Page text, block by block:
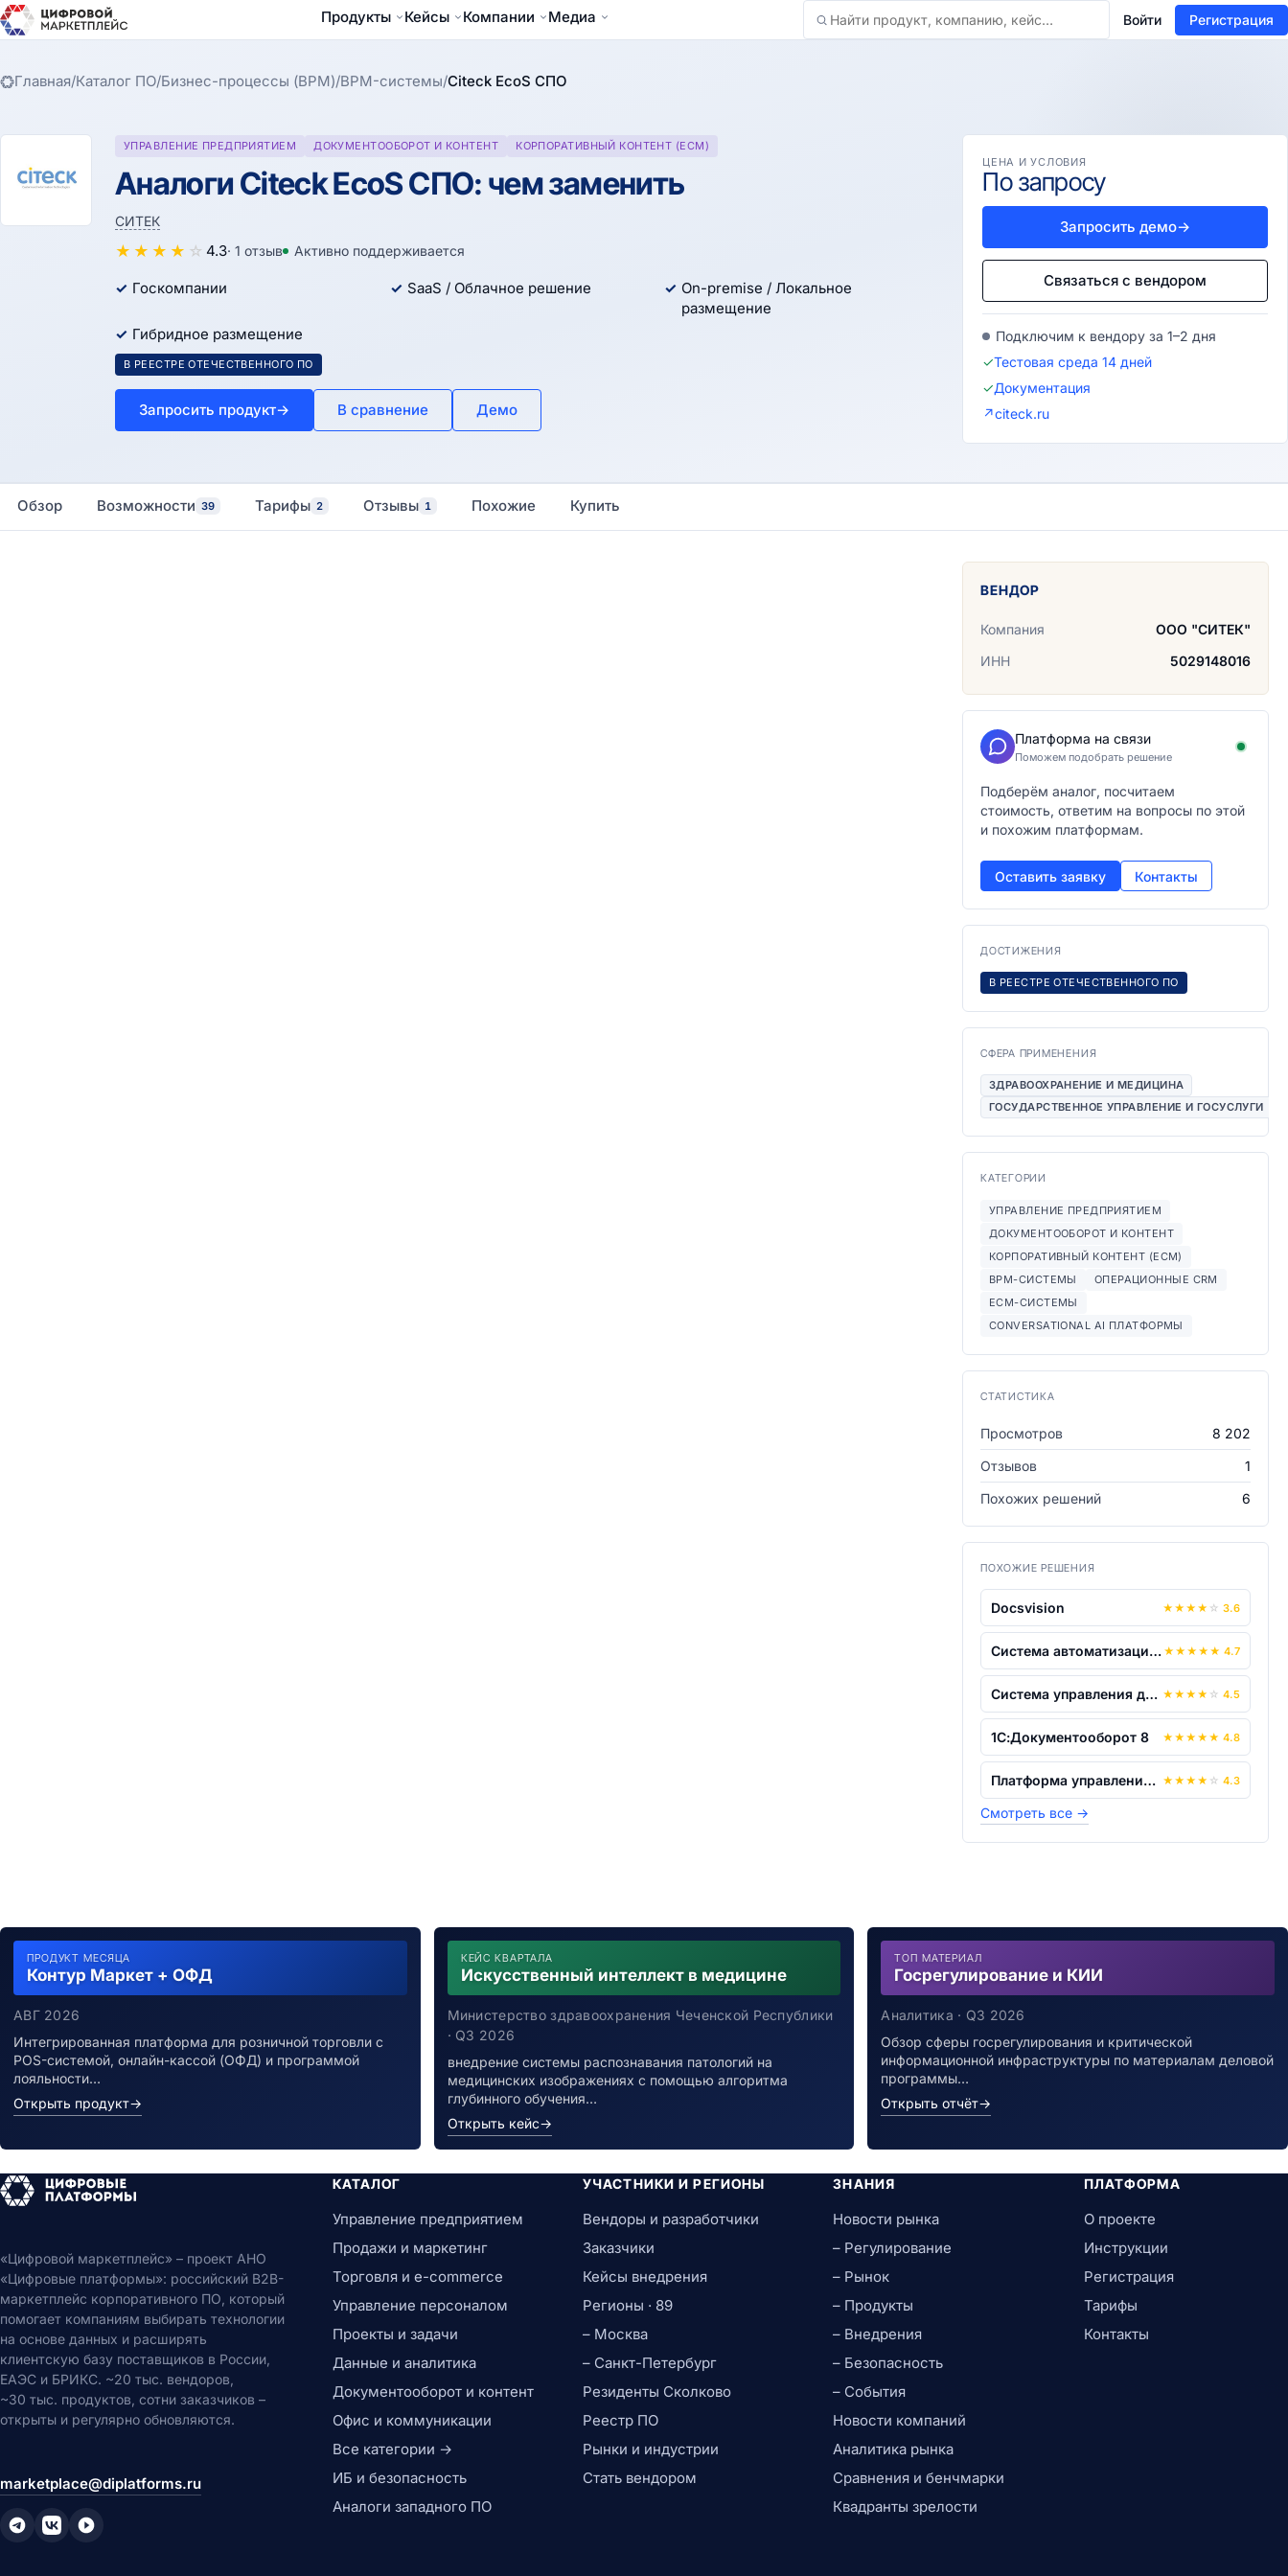
Продукты Кейсы Компании Медиа
Найти Войти Регистрация
Главная/Каталог ПО/Бизнес-процессы (BPM)/BPM-системы/Citeck EcoS СПО
УПРАВЛЕНИЕ ПРЕДПРИЯТИЕМ ДОКУМЕНТООБОРОТ И КОНТЕНТ КОРПОРАТИВНЫЙ КОНТЕНТ (ECM)
Аналоги Citeck EcoS СПО: чем заменить
СИТЕК
★ ★ ★ ★ ☆ 4.3· 1 отзыв Активно поддерживается
Госкомпании SaaS / Облачное решение
On-premise / Локальное
размещение
Гибридное размещение
В РЕЕСТРЕ ОТЕЧЕСТВЕННОГО ПО
Запросить продукт→ В сравнение Демо
ЦЕНА И УСЛОВИЯ
По запросу
Запросить демо→
Связаться с вендором
Подключим к вендору за 1–2 дня
✓Тестовая среда 14 дней
✓Документация
↗citeck.ru
Обзор Возможности 39 Тарифы 2 Отзывы 1 Похожие Купить
ВЕНДОР
Компания
ООО "СИТЕК"
ИНН
5029148016
Платформа на связи
Поможем подобрать решение
Подберём аналог, посчитаем
стоимость, ответим на вопросы по этой
и похожим платформам.
Оставить заявку Контакты
ДОСТИЖЕНИЯ
В РЕЕСТРЕ ОТЕЧЕСТВЕННОГО ПО
СФЕРА ПРИМЕНЕНИЯ
ЗДРАВООХРАНЕНИЕ И МЕДИЦИНА
ГОСУДАРСТВЕННОЕ УПРАВЛЕНИЕ И ГОСУСЛУГИ
КАТЕГОРИИ
УПРАВЛЕНИЕ ПРЕДПРИЯТИЕМ
ДОКУМЕНТООБОРОТ И КОНТЕНТ
КОРПОРАТИВНЫЙ КОНТЕНТ (ECM)
BPM-СИСТЕМЫ
ОПЕРАЦИОННЫЕ CRM
ECM-СИСТЕМЫ
CONVERSATIONAL AI ПЛАТФОРМЫ
СТАТИСТИКА
Просмотров
8 202
Отзывов
1
Похожих решений
6
ПОХОЖИЕ РЕШЕНИЯ
Docsvision ★ ★ ★ ★ ☆ 3.6
Система автоматизации делопроизводства... ★ ★ ★ ★ ★ 4.7
Система управления документами и задач... ★ ★ ★ ★ ☆ 4.5
1С:Документооборот 8 ★ ★ ★ ★ ★ 4.8
Платформа управления документами и биз... ★ ★ ★ ★ ☆ 4.3
Смотреть все →
ПРОДУКТ МЕСЯЦА
Контур Маркет + ОФД
АВГ 2026
Интегрированная платформа для розничной торговли с
POS-системой, онлайн-кассой (ОФД) и программой
лояльности…
Открыть продукт→
КЕЙС КВАРТАЛА
Искусственный интеллект в медицине
Министерство здравоохранения Чеченской Республики
· Q3 2026
внедрение системы распознавания патологий на
медицинских изображениях с помощью алгоритма
глубинного обучения…
Открыть кейс→
ТОП МАТЕРИАЛ
Госрегулирование и КИИ
Аналитика · Q3 2026
Обзор сферы госрегулирования и критической
информационной инфраструктуры по материалам деловой
программы…
Открыть отчёт→
«Цифровой маркетплейс» – проект АНО
«Цифровые платформы»: российский B2B-
маркетплейс корпоративного ПО, который
помогает компаниям выбирать технологии
на основе данных и расширять
клиентскую базу поставщиков в России,
ЕАЭС и БРИКС. ~20 тыс. вендоров,
~30 тыс. продуктов, сотни заказчиков –
открыты и регулярно обновляются.
marketplace@diplatforms.ru
КАТАЛОГ
Управление предприятием
Продажи и маркетинг
Торговля и e-commerce
Управление персоналом
Проекты и задачи
Данные и аналитика
Документооборот и контент
Офис и коммуникации
Все категории →
ИБ и безопасность
Аналоги западного ПО
УЧАСТНИКИ И РЕГИОНЫ
Вендоры и разработчики
Заказчики
Кейсы внедрения
Регионы · 89
– Москва
– Санкт-Петербург
Резиденты Сколково
Реестр ПО
Рынки и индустрии
Стать вендором
ЗНАНИЯ
Новости рынка
– Регулирование
– Рынок
– Продукты
– Внедрения
– Безопасность
– События
Новости компаний
Аналитика рынка
Сравнения и бенчмарки
Квадранты зрелости
ПЛАТФОРМА
О проекте
Инструкции
Регистрация
Тарифы
Контакты